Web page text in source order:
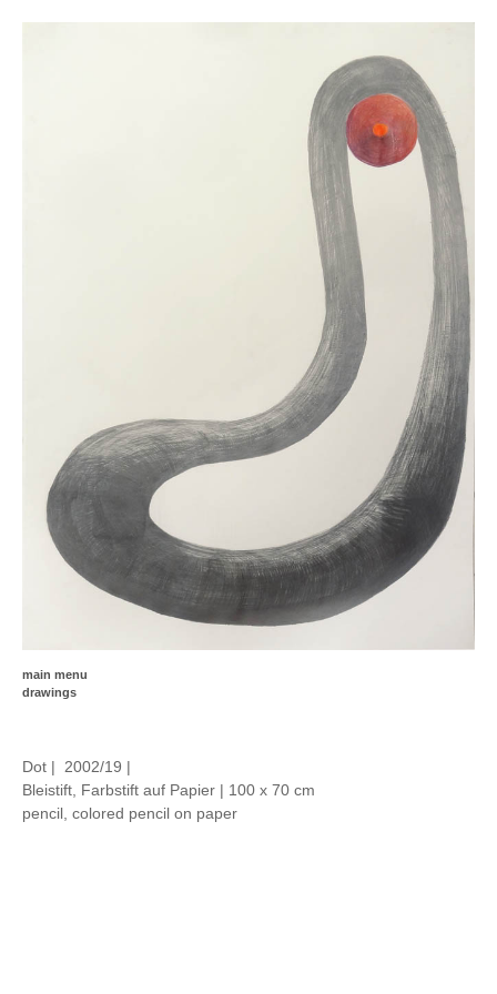
main menu
drawings
Dot | 2002/19 |
Bleistift, Farbstift auf Papier | 100 x 70 cm
pencil, colored pencil on paper